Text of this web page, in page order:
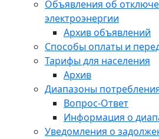
Объявления об
электроэнергии
Архив объявлений
Способы оплаты и
Тарифы для населения
Архив
Диапазоны
Вопрос-Ответ
Информация о
Уведомления о